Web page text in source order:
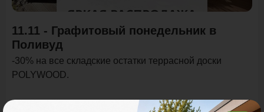
11.11 - Графитовый понедельник в
Поливуд
-30% на все складские остатки террасной доски
POLYWOOD.